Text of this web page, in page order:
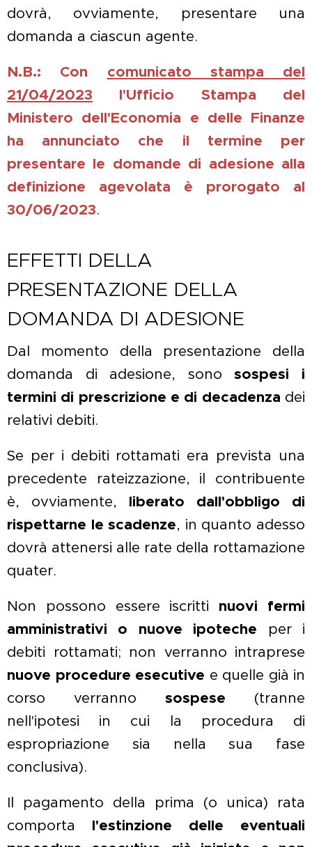
dovrà, ovviamente, presentare una
domanda a ciascun agente.
N.B.: Con comunicato stampa del
21/04/2023 l'Ufficio Stampa del
Ministero dell'Economia e delle Finanze
ha annunciato che il termine per
presentare le domande di adesione alla
definizione agevolata è prorogato al
30/06/2023.
EFFETTI DELLA
PRESENTAZIONE DELLA
DOMANDA DI ADESIONE
Dal momento della presentazione della
domanda di adesione, sonosospesi i
termini di prescrizione e di decadenza dei
relativi debiti.
Se per i debiti rottamati era prevista una
precedente rateizzazione, il contribuente
è, ovviamente, liberato dall'obbligo di
rispettarne le scadenze, in quanto adesso
dovrà attenersi alle rate della rottamazione
quater.
Non possono essere iscritti nuovi fermi
amministrativi o nuove ipoteche per i
debiti rottamati; non verranno intraprese
nuove procedure esecutive e quelle già in
corso verranno sospese (tranne
nell'ipotesi in cui la procedura di
espropriazione sia nella sua fase
conclusiva).
Il pagamento della prima (o unica) rata
comporta l'estinzione delle eventuali